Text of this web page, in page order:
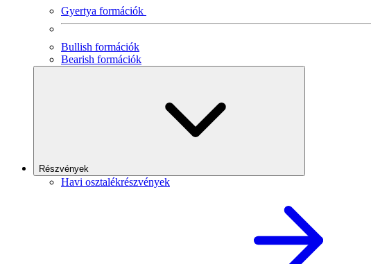
Gyertya formációk
Bullish formációk
Bearish formációk
Részvények
Havi osztalékrészvények